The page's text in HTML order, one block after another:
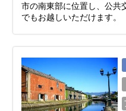
市の南東部に位置し、公共
でもお越しいただけます。